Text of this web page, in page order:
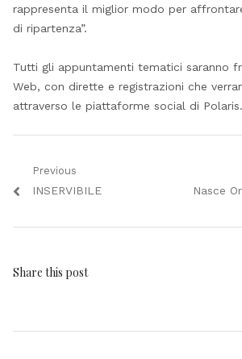
rappresenta il miglior modo per
di ripartenza”.
Tutti gli appuntamenti tematici saranno
Web, con dirette e registrazioni che
attraverso le piattaforme social di Polaris.
Navigazione
articoli
Previous
Previous
INSERVIBILE
Next
Nasce
Share this post